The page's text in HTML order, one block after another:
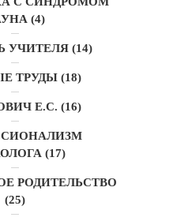
(4)
УЧИТЕЛЯ(14)
ТРУДЫ (18)
Е.С. (16)
(17)
РОДИТЕЛЬСТВО
(25)